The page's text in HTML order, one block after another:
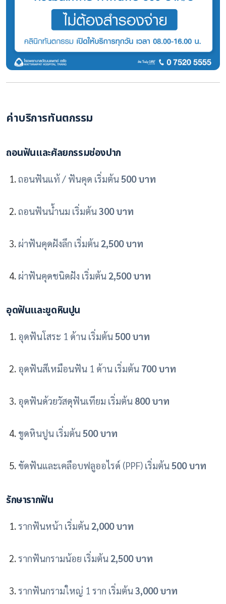
ค่าบริการทันตกรรม
ถอนฟันและศัลยกรรมช่องปาก
ถอนฟันแท้ / ฟันคุด เริ่มต้น 500 บาท
ถอนฟันน้ำนม เริ่มต้น300 บาท
ผ่าฟันคุดฝังลึก เริ่มต้น 2,500 บาท
ผ่าฟันคุดชนิดฝัง เริ่มต้น 2,500 บาท
อุดฟันและขูดหินปูน
อุดฟันโสระ 1 ด้าน เริ่มต้น 500 บาท
อุดฟันสีเหมือนฟัน 1 ด้าน เริ่มต้น 700 บาท
อุดฟันด้วยวัสดุฟันเทียม เริ่มต้น 800 บาท
ขูดหินปูน เริ่มต้น 500 บาท
ขัดฟันและเคลือบฟลูออไรด์ (PPF) เริ่มต้น 500 บาท
รักษารากฟัน
รากฟันหน้า เริ่มต้น 2,000 บาท
รากฟันกรามน้อย เริ่มต้น 2,500 บาท
รากฟันกรามใหญ่ 1 ราก เริ่มต้น3,000 บาท